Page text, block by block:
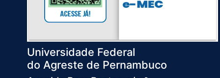
Universidade Federal
do Agreste de Pernambuco